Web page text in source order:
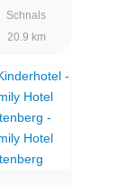
Schnals
20.9 km